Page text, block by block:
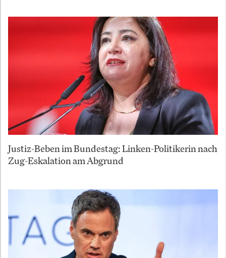
Justiz-Beben im Bundestag: Linken-Politikerin nach
Zug-Eskalation am Abgrund